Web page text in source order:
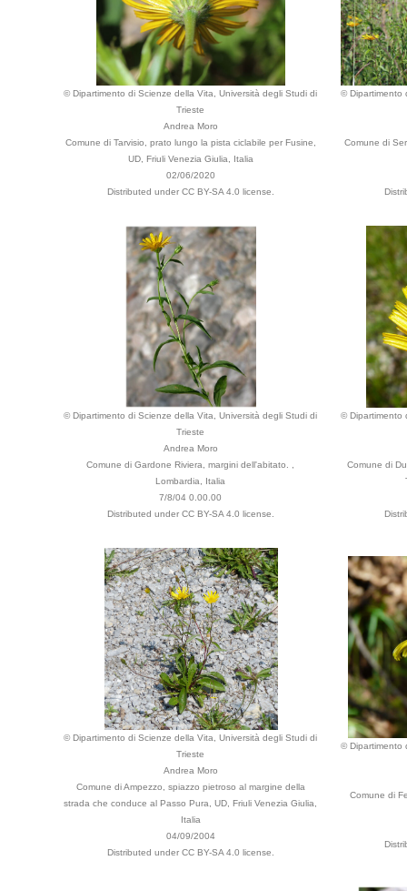
© Dipartimento di Scienze della Vita, Università degli Studi di
Trieste
Andrea Moro
Comune di Tarvisio, prato lungo la pista ciclabile per Fusine,
UD, Friuli Venezia Giulia, Italia
02/06/2020
Distributed under CC BY-SA 4.0 license.
© Dipartimento
Comune di
© Dipartimento di Scienze della Vita, Università degli Studi di
Trieste
Andrea Moro
Comune di Gardone Riviera, margini dell'abitato. ,
Lombardia, Italia
7/8/04 0.00.00
Distributed under CC BY-SA 4.0 license.
© Dipartimento
Comune di
© Dipartimento di Scienze della Vita, Università degli Studi di
Trieste
Andrea Moro
Comune di Ampezzo, spiazzo pietroso al margine della
strada che conduce al Passo Pura, UD, Friuli Venezia Giulia,
Italia
04/09/2004
Distributed under CC BY-SA 4.0 license.
© Dipartimento
Comune di